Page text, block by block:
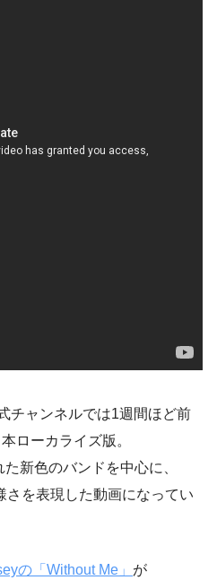
チャンネルでは1週間ほど前
ローカライズ版。
新色のバンドを中心に、
さを表現した動画になってい
の「Without Me」 が